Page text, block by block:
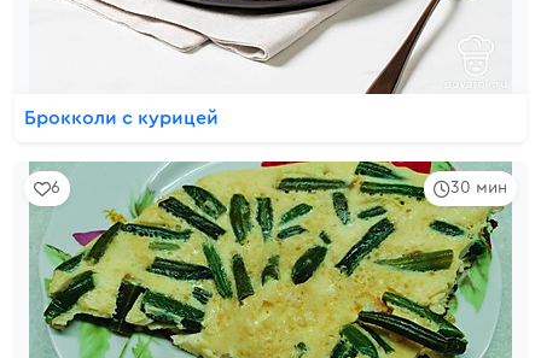
Брокколи с курицей
30 мин
6